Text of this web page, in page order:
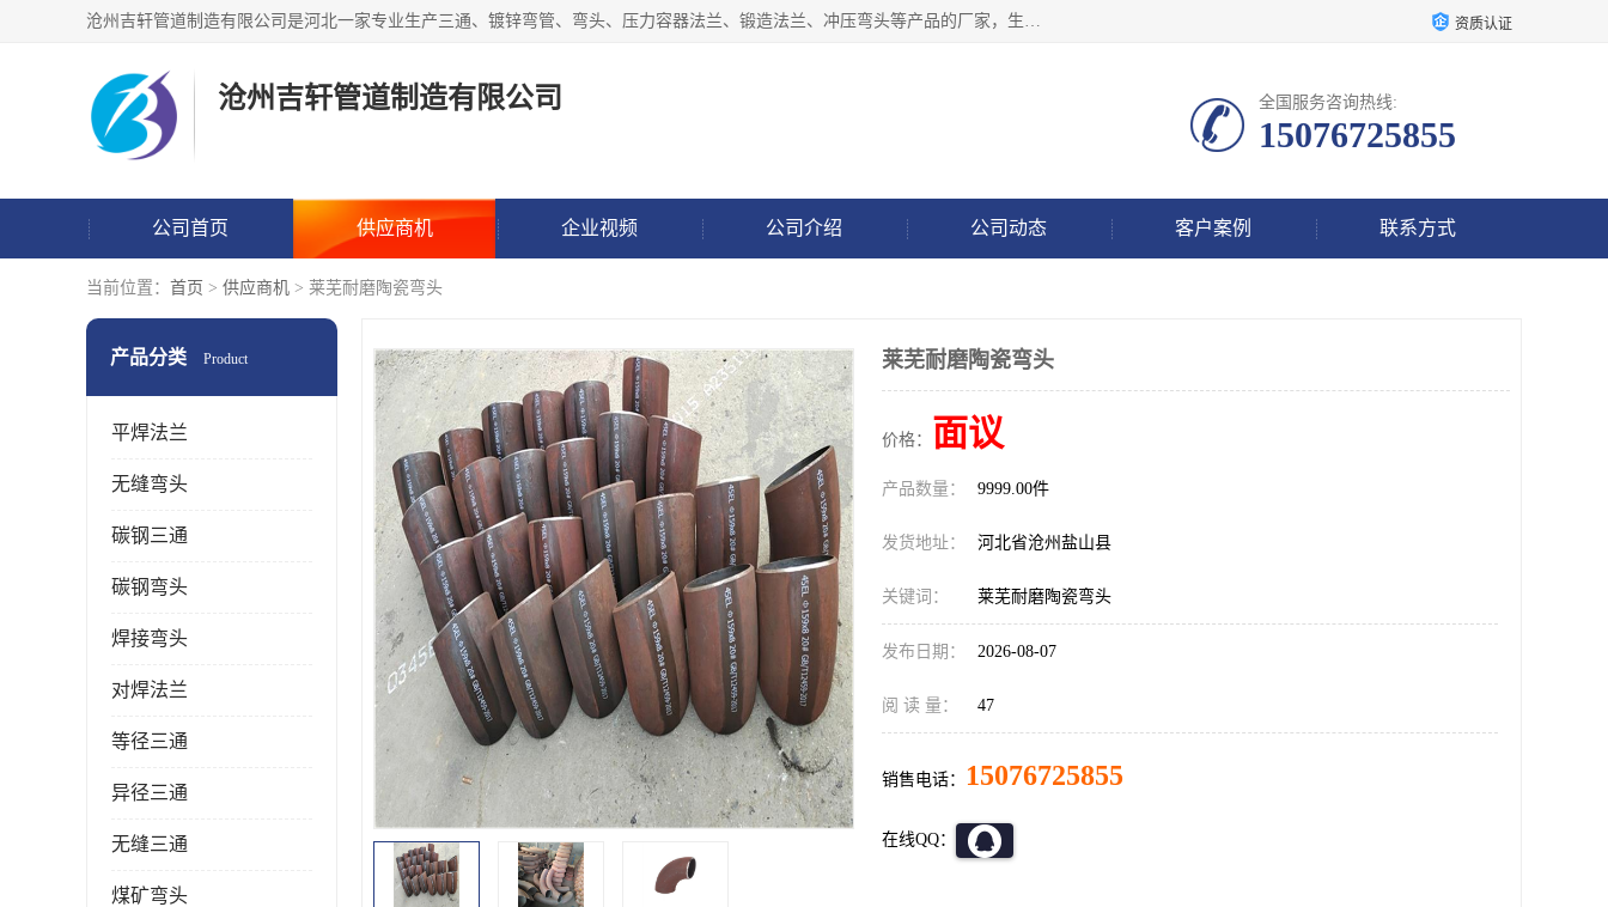
沧州吉轩管道制造有限公司是河北一家专业生产三通、镀锌弯管、弯头、压力容器法兰、锻造法兰、冲压弯头等产品的厂家，生产设备精良，工艺先进，产品规格齐全，售后服务健全。 资质认证
沧州吉轩管道制造有限公司 全国服务咨询热线:
15076725855
公司首页 供应商机 企业视频 公司介绍 公司动态 客户案例 联系方式
当前位置： 首页 > 供应商机 > 莱芜耐磨陶瓷弯头
产品分类 Product
平焊法兰
无缝弯头
碳钢三通
碳钢弯头
焊接弯头
对焊法兰
等径三通
异径三通
无缝三通
煤矿弯头
莱芜耐磨陶瓷弯头
价格： 面议
产品数量： 9999.00件
发货地址： 河北省沧州盐山县
关键词： 莱芜耐磨陶瓷弯头
发布日期： 2026-08-07
阅 读 量： 47
销售电话： 15076725855
在线QQ：